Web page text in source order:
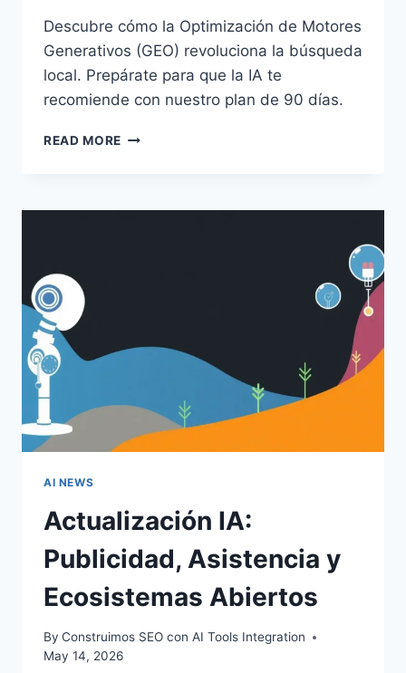
Descubre cómo la Optimización de Motores
Generativos (GEO) revoluciona la búsqueda
local. Prepárate para que la IA te
recomiende con nuestro plan de 90 días.
READ MORE GEO:
LA
AI NEWS
Actualización IA:
Publicidad, Asistencia y
Ecosistemas Abiertos
By Construimos SEO con AI Tools Integration
May 14, 2026